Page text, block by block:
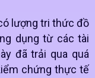
lượng tri thức đồ
dụng từ các tài
đã trải qua quá
chứng thực tế